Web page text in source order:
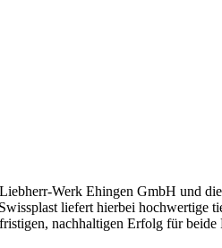
Werk Ehingen GmbH und
liefert hierbei hochwertige
nachhaltigen Erfolg für beide